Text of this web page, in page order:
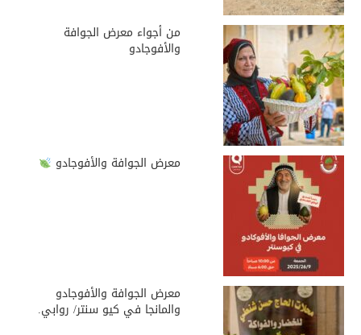
من أجواء معرض الجوافة
والأفوجادو
معرض الجوافة والأفوجادو
معرض الجوافة والأفوجادو
والمانجا في كيو سنتر/ روابي.